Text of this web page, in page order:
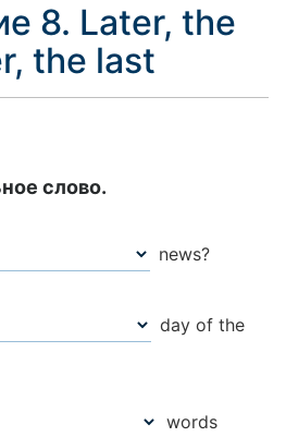
8. Later, the
the last
слово.
news?
day of the
words